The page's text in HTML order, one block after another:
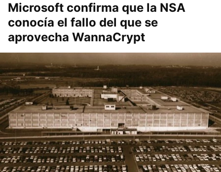
Microsoft confirma que la NSA
conocía el fallo del que se
aprovecha WannaCrypt